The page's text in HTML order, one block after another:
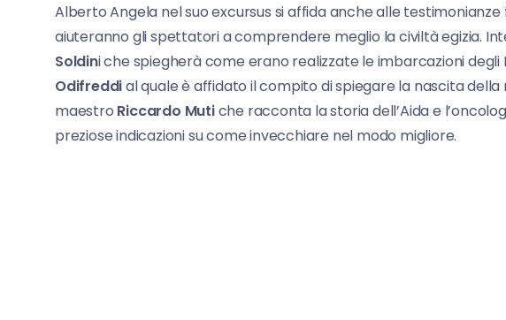
Alberto Angela nel suo excursus si affida anche alle
aiuteranno gli spettatori a comprendere meglio la civiltà egizia.
Soldini che spiegherà come erano realizzate le imbarcazioni degli
Odifreddial quale è affidato il compito di spiegare la nascita
maestro Riccardo Mutiche racconta la storia dell’Aida e
preziose indicazioni su come invecchiare nel modo migliore.